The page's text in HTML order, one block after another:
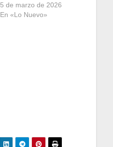
5 de marzo de 2026
En «Lo Nuevo»